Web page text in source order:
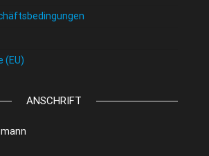
(EU)
ANSCHRIFT